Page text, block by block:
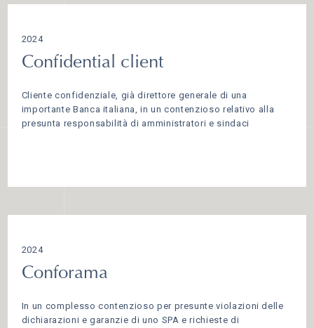
2024
Confidential client
Cliente confidenziale, già direttore generale di una
importante Banca italiana, in un contenzioso relativo alla
presunta responsabilità di amministratori e sindaci
2024
Conforama
In un complesso contenzioso per presunte violazioni delle
dichiarazioni e garanzie di uno SPA e richieste di